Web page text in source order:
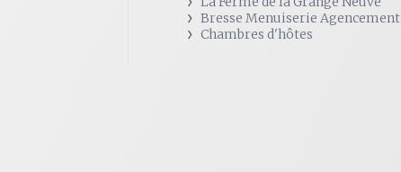
Bresse Menuiserie Agencement
Chambres d'hôtes